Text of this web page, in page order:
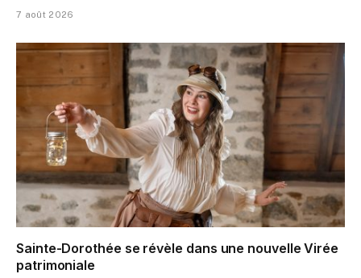
7 août 2026
Sainte-Dorothée se révèle dans une nouvelle Virée
patrimoniale